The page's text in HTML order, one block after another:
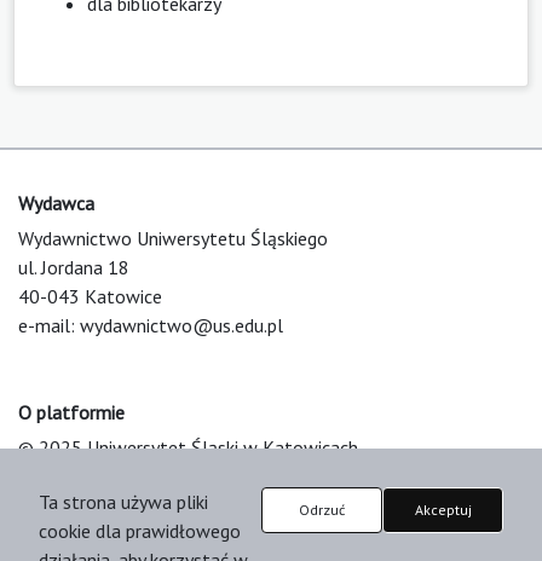
Wydawca
Wydawnictwo Uniwersytetu Śląskiego
ul. Jordana 18
40-043 Katowice
e-mail: wydawnictwo@us.edu.pl
O platformie
© 2025 Uniwersytet Śląski w Katowicach
Platform & Workflow by OJS/PKP
Ta strona używa pliki
cookie dla prawidłowego
Odrzuć Akceptuj